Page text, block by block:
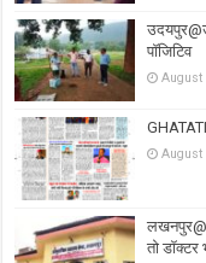
पॉजिटिव
August
August
लखनपुर@
तो डॉक्टर